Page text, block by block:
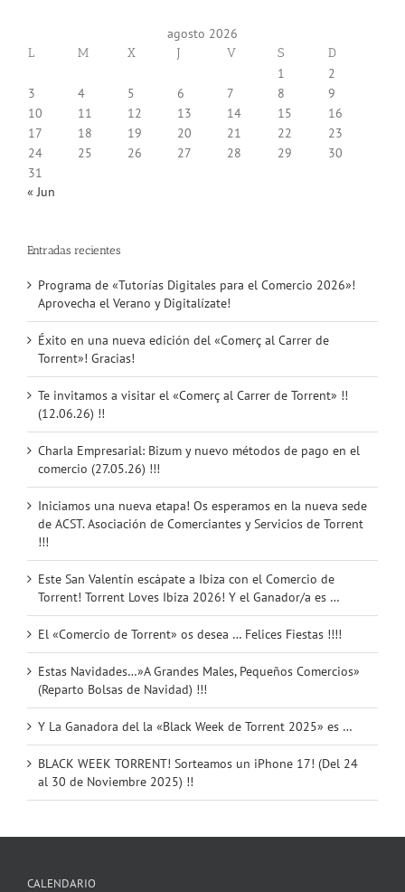
agosto 2026
L M X J V S D
1
2
3
4 5 6 7 8
9
10
11 12 13 14 15
16
17
18 19 20 21 22
23
24
25 26 27 28 29
30
31
« Jun
Entradas recientes
Programa de «Tutorías Digitales para el Comercio 2026»!
Aprovecha el Verano y Digitalízate!
Éxito en una nueva edición del «Comerç al Carrer de
Torrent»! Gracias!
Te invitamos a visitar el «Comerç al Carrer de Torrent» !!
(12.06.26) !!
Charla Empresarial: Bizum y nuevo métodos de pago en el
comercio (27.05.26) !!!
Iniciamos una nueva etapa! Os esperamos en la nueva sede
de ACST. Asociación de Comerciantes y Servicios de Torrent
!!!
Este San Valentín escápate a Ibiza con el Comercio de
Torrent! Torrent Loves Ibiza 2026! Y el Ganador/a es …
El «Comercio de Torrent» os desea … Felices Fiestas !!!!
Estas Navidades…»A Grandes Males, Pequeños Comercios»
(Reparto Bolsas de Navidad) !!!
Y La Ganadora del la «Black Week de Torrent 2025» es …
BLACK WEEK TORRENT! Sorteamos un iPhone 17! (Del 24
al 30 de Noviembre 2025) !!
CALENDARIO